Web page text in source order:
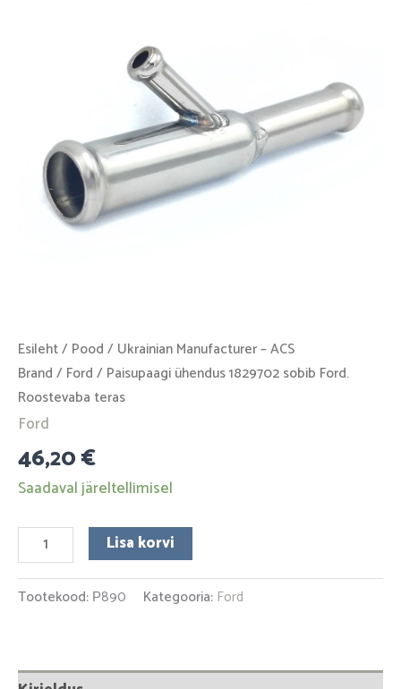
Esileht/ Pood / Ukrainian Manufacturer – ACS
Brand / Ford / Paisupaagi ühendus 1829702 sobib Ford.
Roostevaba teras
Ford
46,20€
Saadaval järeltellimisel
Lisa korvi
Tootekood: Р890 Kategooria: Ford